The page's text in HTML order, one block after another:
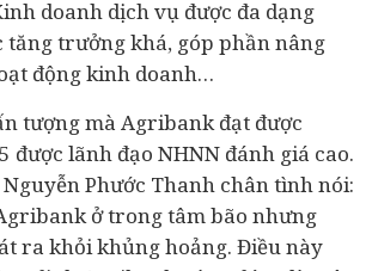
doanh dịch vụ được đa dạng
tăng trưởng khá, góp phần nâng
động kinh doanh…
tượng mà Agribank đạt được
được lãnh đạo NHNN đánh giá cao.
Phước Thanh chân tình nói:
ở trong tâm bão nhưng
ra khỏi khủng hoảng. Điều này